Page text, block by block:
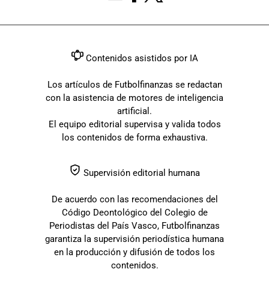
Contenidos asistidos por IA
Los artículos de Futbolfinanzas se redactan
con la asistencia de motores de inteligencia
artificial.
El equipo editorial supervisa y valida todos
los contenidos de forma exhaustiva.
Supervisión editorial humana
De acuerdo con las recomendaciones del
Código Deontológico del Colegio de
Periodistas del País Vasco, Futbolfinanzas
garantiza la supervisión periodística humana
en la producción y difusión de todos los
contenidos.